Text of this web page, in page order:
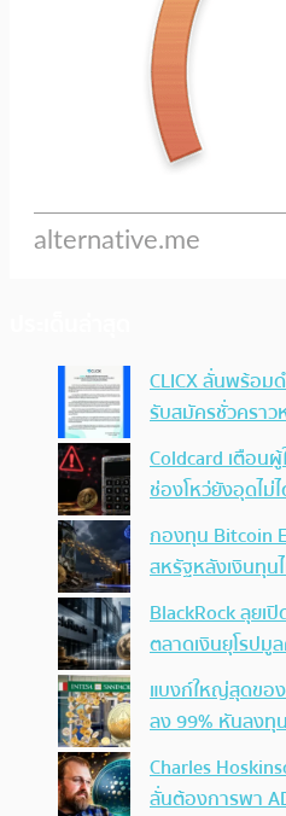
CLICX ลั่นพร้อ
รับสมัครชั่วครา
Coldcard เตือน
ช่องโหว่ยังอุดไม่
กองทุน Bitcoin
สหรัฐหลังเงินทุน
BlackRock ลุยเ
ตลาดเงินยุโรปมู
แบงก์ใหญ่สุดขอ
ลง 99% หันลงทุ
Charles
ลั่นต้องการพา